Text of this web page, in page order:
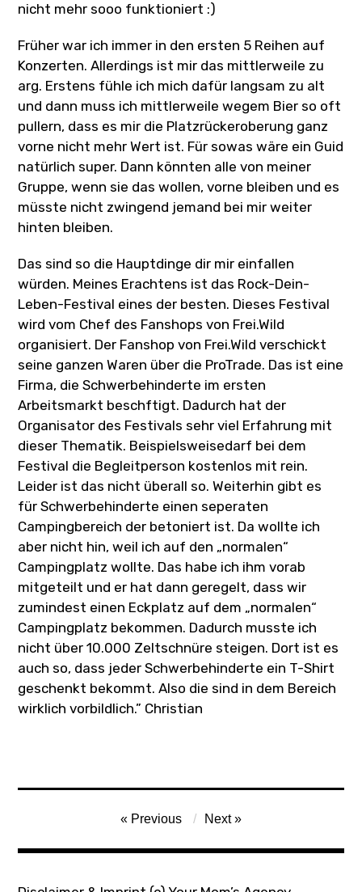
nicht mehr sooo funktioniert :)
Früher war ich immer in den ersten 5 Reihen auf
Konzerten. Allerdings ist mir das mittlerweile zu
arg. Erstens fühle ich mich dafür langsam zu alt
und dann muss ich mittlerweile wegem Bier so oft
pullern, dass es mir die Platzrückeroberung ganz
vorne nicht mehr Wert ist. Für sowas wäre ein Guid
natürlich super. Dann könnten alle von meiner
Gruppe, wenn sie das wollen, vorne bleiben und es
müsste nicht zwingend jemand bei mir weiter
hinten bleiben.
Das sind so die Hauptdinge dir mir einfallen
würden. Meines Erachtens ist das Rock-Dein-
Leben-Festival eines der besten. Dieses Festival
wird vom Chef des Fanshops von Frei.Wild
organisiert. Der Fanshop von Frei.Wild verschickt
seine ganzen Waren über die ProTrade. Das ist eine
Firma, die Schwerbehinderte im ersten
Arbeitsmarkt beschftigt. Dadurch hat der
Organisator des Festivals sehr viel Erfahrung mit
dieser Thematik. Beispielsweisedarf bei dem
Festival die Begleitperson kostenlos mit rein.
Leider ist das nicht überall so. Weiterhin gibt es
für Schwerbehinderte einen seperaten
Campingbereich der betoniert ist. Da wollte ich
aber nicht hin, weil ich auf den „normalen“
Campingplatz wollte. Das habe ich ihm vorab
mitgeteilt und er hat dann geregelt, dass wir
zumindest einen Eckplatz auf dem „normalen“
Campingplatz bekommen. Dadurch musste ich
nicht über 10.000 Zeltschnüre steigen. Dort ist es
auch so, dass jeder Schwerbehinderte ein T-Shirt
geschenkt bekommt. Also die sind in dem Bereich
wirklich vorbildlich.” Christian
navigation
Previous Next